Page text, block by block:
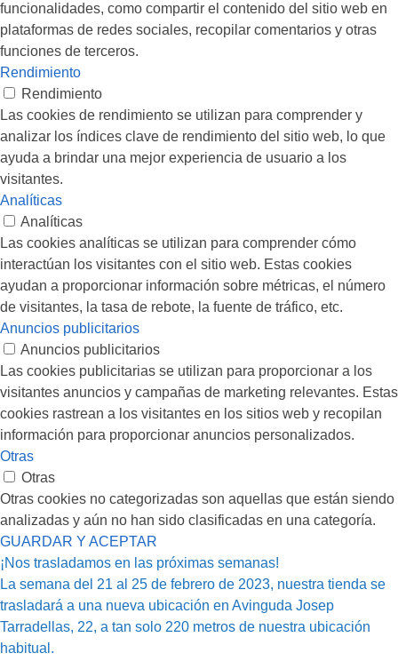
funcionalidades, como compartir el contenido del sitio web en
plataformas de redes sociales, recopilar comentarios y otras
funciones de terceros.
Rendimiento
Rendimiento
Las cookies de rendimiento se utilizan para comprender y
analizar los índices clave de rendimiento del sitio web, lo que
ayuda a brindar una mejor experiencia de usuario a los
visitantes.
Analíticas
Analíticas
Las cookies analíticas se utilizan para comprender cómo
interactúan los visitantes con el sitio web. Estas cookies
ayudan a proporcionar información sobre métricas, el número
de visitantes, la tasa de rebote, la fuente de tráfico, etc.
Anuncios publicitarios
Anuncios publicitarios
Las cookies publicitarias se utilizan para proporcionar a los
visitantes anuncios y campañas de marketing relevantes. Estas
cookies rastrean a los visitantes en los sitios web y recopilan
información para proporcionar anuncios personalizados.
Otras
Otras
Otras cookies no categorizadas son aquellas que están siendo
analizadas y aún no han sido clasificadas en una categoría.
GUARDAR Y ACEPTAR
¡Nos trasladamos en las próximas semanas!
La semana del 21 al 25 de febrero de 2023, nuestra tienda se
trasladará a una nueva ubicación en Avinguda Josep
Tarradellas, 22, a tan solo 220 metros de nuestra ubicación
habitual.